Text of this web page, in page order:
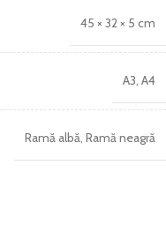
45 × 32 × 5 cm
A3 A4
Ramă albă Ramă neagră